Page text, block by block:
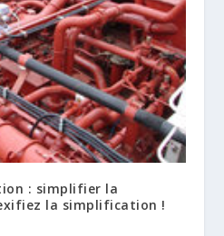
: simplifier la
la simplification !